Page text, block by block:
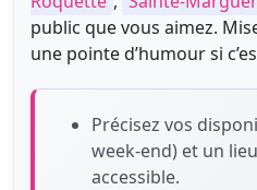
public que vous aimez.
une pointe d’humour si
Précisez vos
week‑end) et un
accessible.